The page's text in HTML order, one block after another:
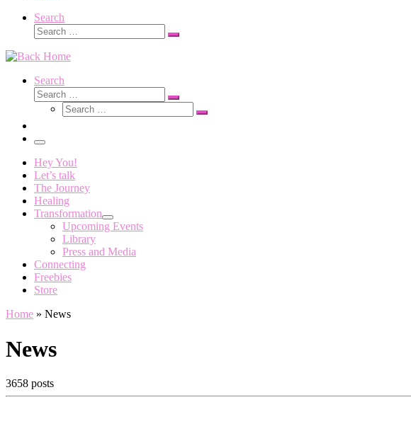
Search
Search
Search
Search
Search
Search
Search
Search
Menu
Hey You!
Let’s talk
The Journey
Healing
Transformation
Upcoming Events
Library
Press and Media
Connecting
Freebies
Store
Home » News
News
3658 posts